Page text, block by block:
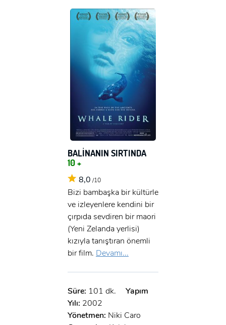
BALİNANIN SIRTINDA
10 +
8,0 /10
Bizi bambaşka bir kültürle
ve izleyenlere kendini bir
çırpıda sevdiren bir maori
(Yeni Zelanda yerlisi)
kızıyla tanıştıran önemli
bir film. Devamı...
Süre: 101 dk.
Yapım
Yılı: 2002
Yönetmen: Niki Caro